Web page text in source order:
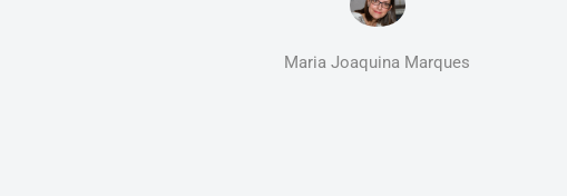
Maria Joaquina Marques